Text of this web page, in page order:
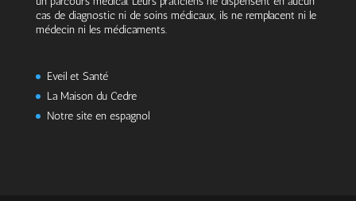
cas de diagnostic ni de soins médicaux, ils ne remplacent ni le
médecin ni les médicaments.
Eveil et Santé
La Maison du Cedre
Notre site en espagnol